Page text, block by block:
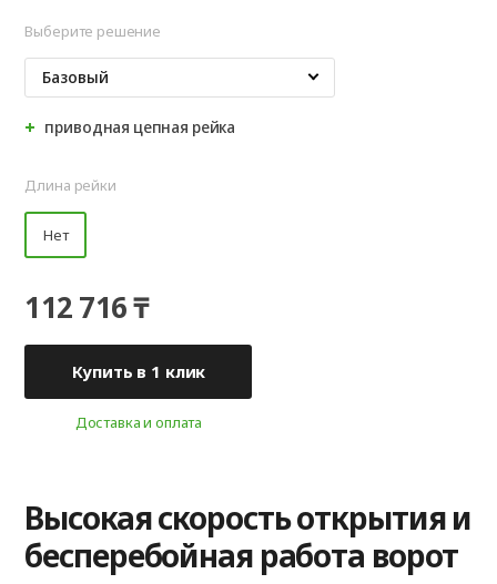
Выберите решение
Базовый
приводная цепная рейка
Длина рейки
Нет
112 716 ₸
Купить в 1 клик
Доставка и оплата
Высокая скорость открытия и
бесперебойная работа ворот